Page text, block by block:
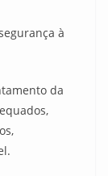
à
da